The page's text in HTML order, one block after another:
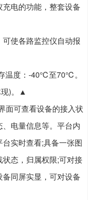
电的功能，整套设备
使各路监控仪自动报
温度：-40℃至70℃。
现)。▲
面可查看设备的接入状
电量信息等。平台内
实时查看;具备一张图
态，归属权限;可对接
同屏实显，可对设备